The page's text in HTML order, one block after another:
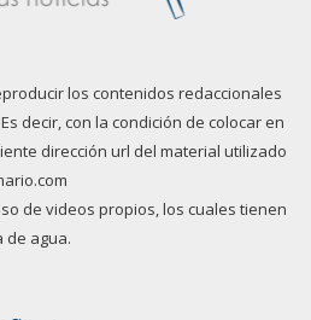
los contenidos redaccionales
decir, con la condición de colocar en
dirección url del material utilizado
de videos propios, los cuales tienen
de agua.